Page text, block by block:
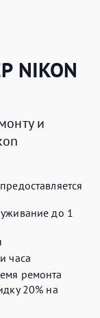
NIKON
и
до 1
часа
ремонта
20% на